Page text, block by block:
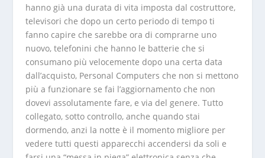
hanno già una durata di vita imposta dal costruttore,
televisori che dopo un certo periodo di tempo ti
fanno capire che sarebbe ora di comprarne uno
nuovo, telefonini che hanno le batterie che si
consumano più velocemente dopo una certa data
dall’acquisto, Personal Computers che non si mettono
più a funzionare se fai l’aggiornamento che non
dovevi assolutamente fare, e via del genere. Tutto
collegato, sotto controllo, anche quando stai
dormendo, anzi la notte è il momento migliore per
vedere tutti questi apparecchi accendersi da soli e